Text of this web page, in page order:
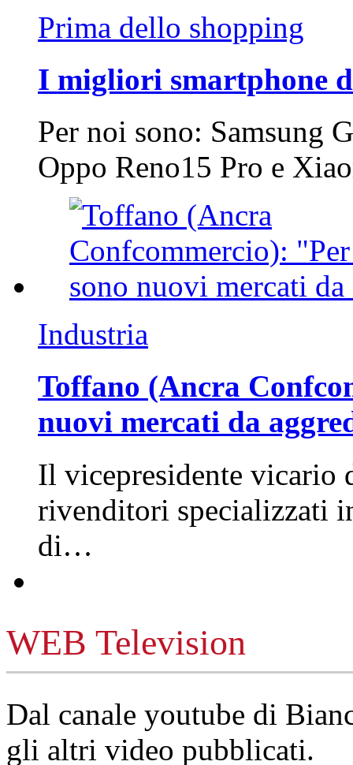
Prima dello shopping
I migliori smartphone
Per noi sono: Samsung
Oppo Reno15 Pro e
Industria
Toffano (Ancra
nuovi mercati da
Il vicepresidente vicario
rivenditori specializzati
di…
WEB Television
Dal canale youtube di
gli altri video pubblicati.